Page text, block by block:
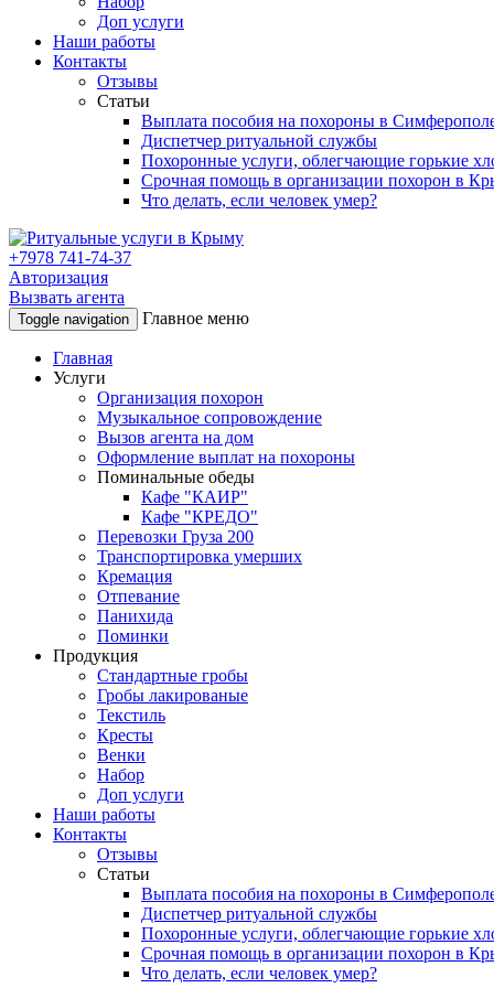
Доп услуги
Наши работы
Контакты
Отзывы
Статьи
Выплата пособия на похороны в
Диспетчер ритуальной службы
Похоронные услуги, облегчающие горькие
Срочная помощь в организации похорон в
Что делать, если человек умер?
+7978 741-74-37
Авторизация
Вызвать агента
Toggle navigation Главное меню
Главная
Услуги
Организация похорон
Музыкальное сопровождение
Вызов агента на дом
Оформление выплат на похороны
Поминальные обеды
Кафе "КАИР"
Кафе "КРЕДО"
Перевозки Груза 200
Транспортировка умерших
Кремация
Отпевание
Панихида
Поминки
Продукция
Стандартные гробы
Гробы лакированые
Текстиль
Кресты
Венки
Набор
Доп услуги
Наши работы
Контакты
Отзывы
Статьи
Выплата пособия на похороны в
Диспетчер ритуальной службы
Похоронные услуги, облегчающие горькие
Срочная помощь в организации похорон в
Что делать, если человек умер?